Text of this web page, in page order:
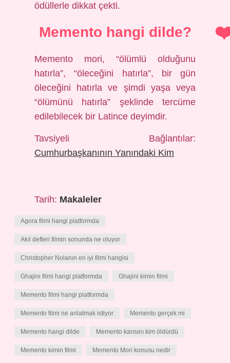
ödüllerle dikkat çekti.
Memento hangi dilde?
Memento mori, “ölümlü olduğunu
hatırla”, “öleceğini hatırla”, bir gün
öleceğini hatırla ve şimdi yaşa veya
“ölümünü hatırla” şeklinde tercüme
edilebilecek bir Latince deyimdir.
Tavsiyeli Bağlantılar:
Cumhurbaşkanının Yanındaki Kim
Tarih: Makaleler
Agora filmi hangi platformda
Akıl defteri filmin sonunda ne oluyor
Christopher Nolanın en iyi filmi hangisi
Ghajini filmi hangi platformda Ghajini kimin filmi
Memento filmi hangi platformda
Memento filmi ne anlatmak istiyor Memento gerçek mi
Memento hangi dilde Memento karısını kim öldürdü
Memento kimin filmi Memento Mori konusu nedir